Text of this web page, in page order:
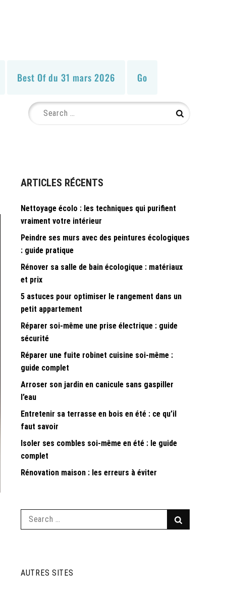
Best Of du 31 mars 2026 Go
Search
for:
Search
ARTICLES RÉCENTS
Nettoyage écolo : les techniques qui purifient
vraiment votre intérieur
Peindre ses murs avec des peintures écologiques
: guide pratique
Rénover sa salle de bain écologique : matériaux
et prix
5 astuces pour optimiser le rangement dans un
petit appartement
Réparer soi-même une prise électrique : guide
sécurité
Réparer une fuite robinet cuisine soi-même :
guide complet
Arroser son jardin en canicule sans gaspiller
l’eau
Entretenir sa terrasse en bois en été : ce qu’il
faut savoir
Isoler ses combles soi-même en été : le guide
complet
Rénovation maison : les erreurs à éviter
Search
AUTRES SITES